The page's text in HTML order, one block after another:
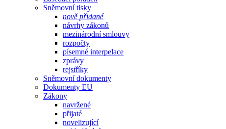
Sněmovní tisky
nově přidané
návrhy zákonů
mezinárodní smlouvy
rozpočty
písemné interpelace
zprávy
rejstříky
Sněmovní dokumenty
Dokumenty EU
Zákony
navržené
přijaté
novelizující